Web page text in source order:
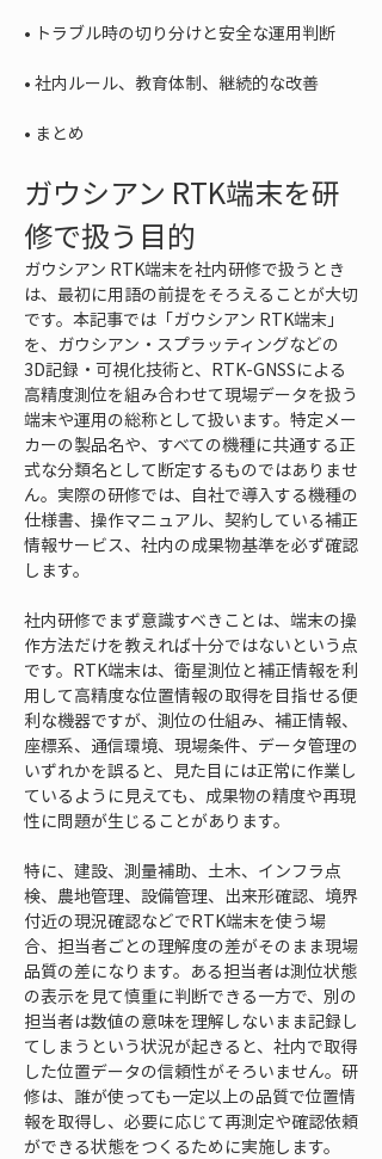
•
•
• まとめ
ガウシアン RTK端末を研
修で扱う目的
ガウシアン RTK端末を社内研修で扱うとき
は、最初に用語の前提をそろえることが大切
です。本記事では「ガウシアン RTK端末」
を、ガウシアン・スプラッティングなどの
3D記録・可視化技術と、RTK-GNSSによる
高精度測位を組み合わせて現場データを扱う
端末や運用の総称として扱います。特定メー
カーの製品名や、すべての機種に共通する正
式な分類名として断定するものではありませ
ん。実際の研修では、自社で導入する機種の
仕様書、操作マニュアル、契約している補正
情報サービス、社内の成果物基準を必ず確認
します。
社内研修でまず意識すべきことは、端末の操
作方法だけを教えれば十分ではないという点
です。RTK端末は、衛星測位と補正情報を利
用して高精度な位置情報の取得を目指せる便
利な機器ですが、測位の仕組み、補正情報、
座標系、通信環境、現場条件、データ管理の
いずれかを誤ると、見た目には正常に作業し
ているように見えても、成果物の精度や再現
性に問題が生じることがあります。
特に、建設、測量補助、土木、インフラ点
検、農地管理、設備管理、出来形確認、境界
付近の現況確認などでRTK端末を使う場
合、担当者ごとの理解度の差がそのまま現場
品質の差になります。ある担当者は測位状態
の表示を見て慎重に判断できる一方で、別の
担当者は数値の意味を理解しないまま記録し
てしまうという状況が起きると、社内で取得
した位置データの信頼性がそろいません。研
修は、誰が使っても一定以上の品質で位置情
報を取得し、必要に応じて再測定や確認依頼
ができる状態をつくるために実施します。